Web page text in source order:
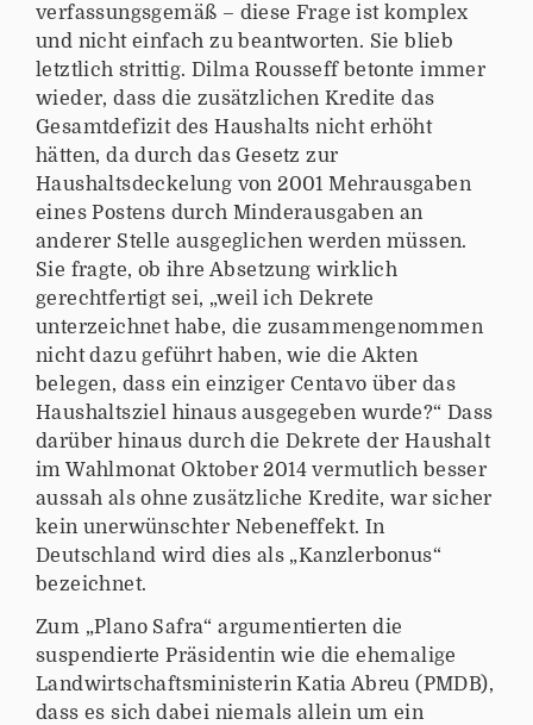
verfassungsgemäß – diese Frage ist komplex
und nicht einfach zu beantworten. Sie blieb
letztlich strittig. Dilma Rousseff betonte immer
wieder, dass die zusätzlichen Kredite das
Gesamtdefizit des Haushalts nicht erhöht
hätten, da durch das Gesetz zur
Haushaltsdeckelung von 2001 Mehrausgaben
eines Postens durch Minderausgaben an
anderer Stelle ausgeglichen werden müssen.
Sie fragte, ob ihre Absetzung wirklich
gerechtfertigt sei, „weil ich Dekrete
unterzeichnet habe, die zusammengenommen
nicht dazu geführt haben, wie die Akten
belegen, dass ein einziger Centavo über das
Haushaltsziel hinaus ausgegeben wurde?“ Dass
darüber hinaus durch die Dekrete der Haushalt
im Wahlmonat Oktober 2014 vermutlich besser
aussah als ohne zusätzliche Kredite, war sicher
kein unerwünschter Nebeneffekt. In
Deutschland wird dies als „Kanzlerbonus“
bezeichnet.
Zum „Plano Safra“ argumentierten die
suspendierte Präsidentin wie die ehemalige
Landwirtschaftsministerin Katia Abreu (PMDB),
dass es sich dabei niemals allein um ein